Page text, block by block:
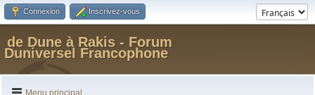
Connexion Inscrivez-vous
de Dune à Rakis - Forum
Duniversel Francophone
Menu principal